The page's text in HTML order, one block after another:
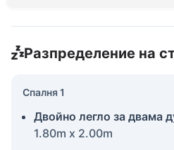
Разпределение на
Спалня 1
Двойно легло за двама
1.80m x 2.00m